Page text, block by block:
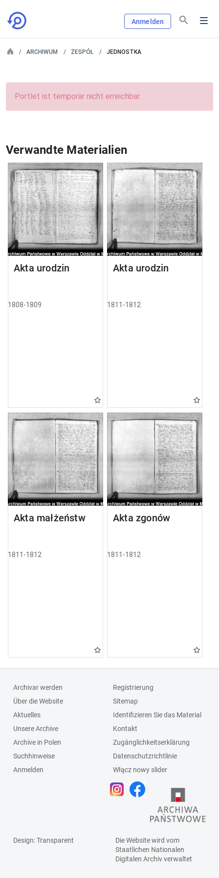
Anmelden
ARCHIWUM ZESPÓŁ JEDNOSTKA
Portlet ist temporär nicht erreichbar.
Verwandte Materialien
Akta urodzin
1808-1809
Akta urodzin
1811-1812
Akta małżeństw
1811-1812
Akta zgonów
1811-1812
Archivar werden
Über die Website
Aktuelles
Unsere Archive
Archive in Polen
Suchhinweise
Anmelden
Registrierung
Sitemap
Identifizieren Sie das Material
Kontakt
Zugänglichkeitserklärung
Datenschutzrichtlinie
Włącz nowy slider
Design: Transparent
Die Website wird vom
Staatlichen Nationalen
Digitalen Archivverwaltet